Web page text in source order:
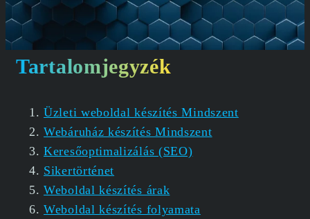
Tartalomjegyzék
Üzleti weboldal készítés Mindszent
Webáruház készítés Mindszent
Keresőoptimalizálás (SEO)
Sikertörténet
Weboldal készítés árak
Weboldal készítés folyamata